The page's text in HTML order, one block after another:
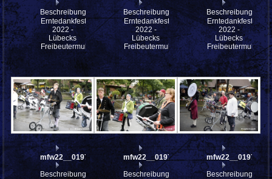
Beschreibung:
Erntedankfest
2022 -
Lübecks
Freibeutermukke
Beschreibung:
Erntedankfest
2022 -
Lübecks
Freibeutermukke
Beschreibung:
Erntedankfest
2022 -
Lübecks
Freibeutermukke
mfw22__0197967
Beschreibung:
mfw22__0197966
Beschreibung:
mfw22__0197965
Beschreibung: